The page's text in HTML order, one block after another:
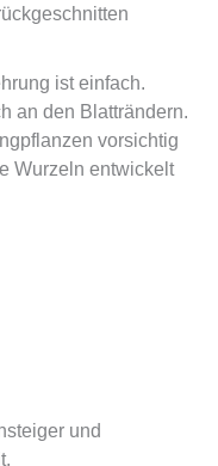
ist einfach.
an den Blatträndern.
vorsichtig
Wurzeln entwickelt
und